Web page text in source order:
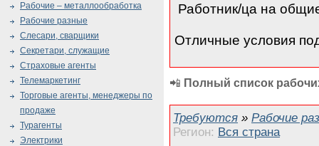
Работник/ца на
Отличные условия
📲 Полный список
Требуются » Рабочие
Регион: Вся страна
Рабочие – металлообработка
Рабочие разные
Слесари, сварщики
Секретари, служащие
Страховые агенты
Телемаркетинг
Торговые агенты, менеджеры по
продаже
Турагенты
Электрики